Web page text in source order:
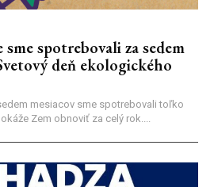
spotrebovali za sedem
deň ekologického
mesiacov sme spotrebovali toľko
Zem obnoviť za celý rok....